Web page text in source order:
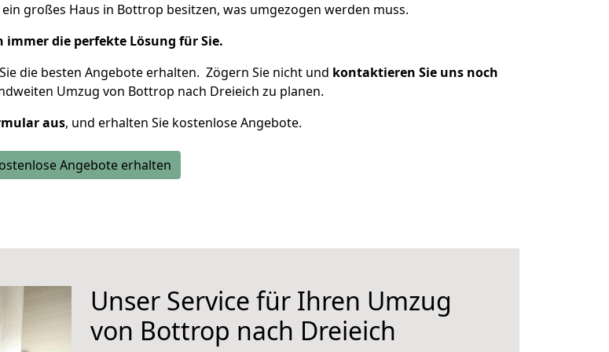
großes Haus in Bottrop besitzen, was umgezogen werden muss.
immer die perfekte Lösung für Sie.
die besten Angebote erhalten. Zögern Sie nicht und kontaktieren Sie uns noch
Umzug von Bottrop nach Dreieich zu planen.
aus, und erhalten Sie kostenlose Angebote.
Angebote erhalten
Unser Service für Ihren Umzug
von Bottrop nach Dreieich